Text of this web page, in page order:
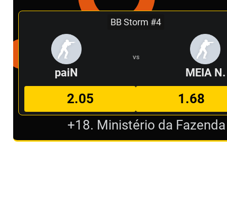
BB Storm #4
paiN
VS
MEIA N.
2.05
1.68
+18. Ministério da